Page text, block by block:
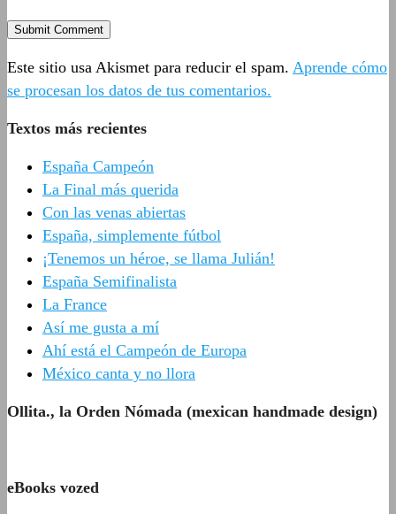
Este sitio usa Akismet para reducir el spam. Aprende cómo
se procesan los datos de tus comentarios.
Textos más recientes
España Campeón
La Final más querida
Con las venas abiertas
España, simplemente fútbol
¡Tenemos un héroe, se llama Julián!
España Semifinalista
La France
Así me gusta a mí
Ahí está el Campeón de Europa
México canta y no llora
Ollita., la Orden Nómada (mexican handmade design)
eBooks vozed